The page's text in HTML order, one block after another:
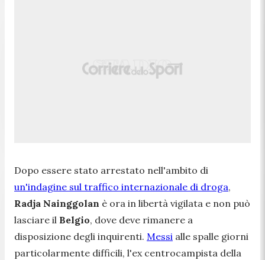
Dopo essere stato arrestato nell'ambito di
un'indagine sul traffico internazionale di droga,
Radja Nainggolan è ora in libertà vigilata e non può
lasciare il Belgio, dove deve rimanere a
disposizione degli inquirenti. Messi alle spalle giorni
particolarmente difficili, l'ex centrocampista della